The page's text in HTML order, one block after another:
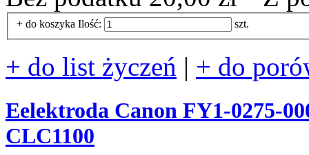
+ do koszyka Ilość: szt.
+ do list życzeń | + do
Eelektroda Canon FY1-0275-
CLC1100